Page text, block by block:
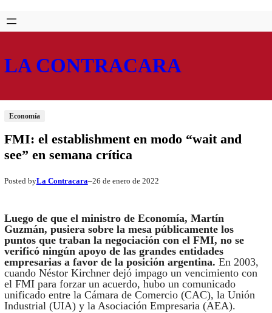
Saltar
al
Skip
to
LA CONTRACARA
Economía
FMI: el establishment en modo “wait and
see” en semana crítica
Posted byLa Contracara–26 de enero de 2022
Luego de que el ministro de Economía, Martín
Guzmán, pusiera sobre la mesa públicamente los
puntos que traban la negociación con el FMI, no se
verificó ningún apoyo de las grandes entidades
empresarias a favor de la posición argentina. En 2003,
cuando Néstor Kirchner dejó impago un vencimiento con
el FMI para forzar un acuerdo, hubo un comunicado
unificado entre la Cámara de Comercio (CAC), la Unión
Industrial (UIA) y la Asociación Empresaria (AEA).